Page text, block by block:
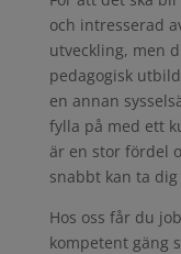
och intresserad
utveckling, men
pedagogisk
en annan
fylla på med ett
är en stor fördel
snabbt kan ta
Hos oss får du
kompetent gäng